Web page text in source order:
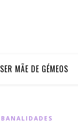
SER MÃE DE GÉMEOS
BANALIDADES